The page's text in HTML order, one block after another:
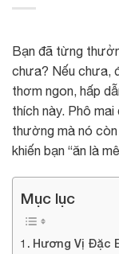
Bạn đã từng
chưa? Nếu chưa,
thơm ngon, hấp
thích này. Phô
thường mà nó
khiến bạn “ăn là
Mục lục
Hương Vị Đặc